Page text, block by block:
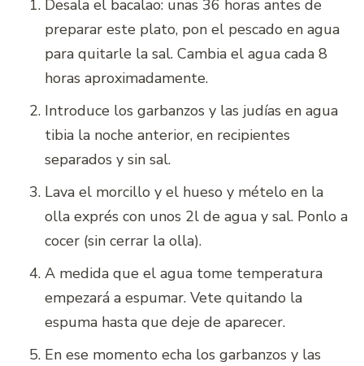
Desala el bacalao: unas 36 horas antes de
preparar este plato, pon el pescado en agua
para quitarle la sal. Cambia el agua cada 8
horas aproximadamente.
Introduce los garbanzos y las judías en agua
tibia la noche anterior, en recipientes
separados y sin sal.
Lava el morcillo y el hueso y mételo en la
olla exprés con unos 2l de agua y sal. Ponlo a
cocer (sin cerrar la olla).
A medida que el agua tome temperatura
empezará a espumar. Vete quitando la
espuma hasta que deje de aparecer.
En ese momento echa los garbanzos y las